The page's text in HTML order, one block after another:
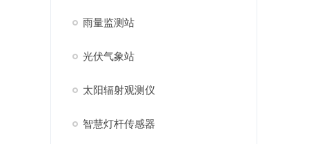
雨量监测站
光伏气象站
太阳辐射观测仪
智慧灯杆传感器